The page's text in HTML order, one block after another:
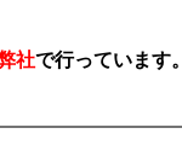
社で行っています。